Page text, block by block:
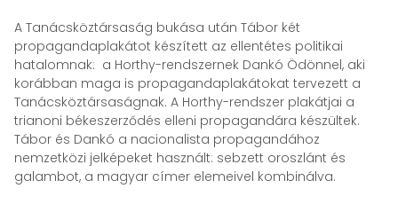
A Tanácsköztársaság bukása után Tábor két
propagandaplakátot készített az ellentétes politikai
hatalomnak: a Horthy-rendszernek Dankó Ödönnel, aki
korábban maga is propagandaplakátokat tervezett a
Tanácsköztársaságnak. A Horthy-rendszer plakátjai a
trianoni békeszerződés elleni propagandára készültek.
Tábor és Dankó a nacionalista propagandához
nemzetközi jelképeket használt: sebzett oroszlánt és
galambot, a magyar címer elemeivel kombinálva.